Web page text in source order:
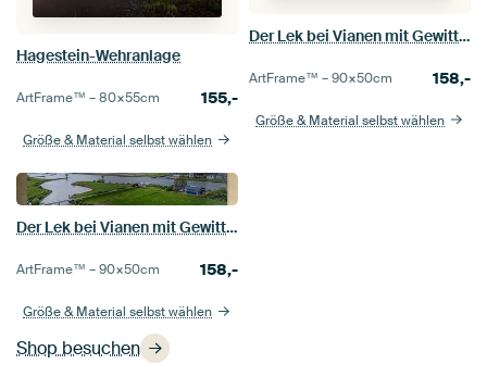
Shop besuchen
Hagestein-Wehranlage
ArtFrame™ –80×55cm 155,-
Größe & Material selbst wählen
Der Lek bei Vianen mit Gewitter draußen
ArtFrame™ –90×50cm 158,-
Größe & Material selbst wählen
Der Lek bei Vianen mit Gewitter draußen
ArtFrame™ –90×50cm 158,-
Größe & Material selbst wählen